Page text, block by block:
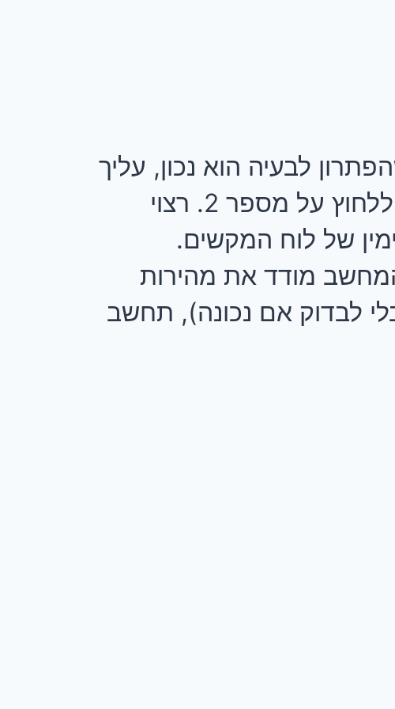
לבעיה הוא נכון, עליך
ללחוץ על מספר 1. אם הנך חושב שהפתרון אינו נכון, עליך ללחוץ על מספר 2. רצוי
מהר שהנך יכול על ידי לחיצה על "1" או "2". המחשב מודד את מהירות
לבדוק אם נכונה), תחשב